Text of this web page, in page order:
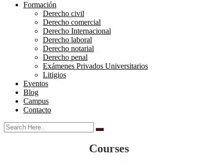
Formación
Derecho civil
Derecho comercial
Derecho Internacional
Derecho laboral
Derecho notarial
Derecho penal
Exámenes Privados Universitarios
Litigios
Eventos
Blog
Campus
Contacto
Courses